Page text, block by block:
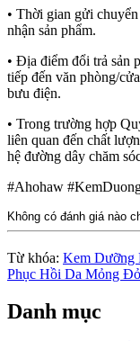
• Thời gian gửi
nhận sản phẩm.
• Địa điểm đổi trả sản
tiếp đến văn phòng/
bưu điện.
• Trong trường hợp
liên quan đến chất
hệ đường dây chăm
#Ahohaw
Không có đánh giá nào
Từ khóa: Kem Dưỡng
Phục Hồi Da Mỏng Đỏ
Danh mục